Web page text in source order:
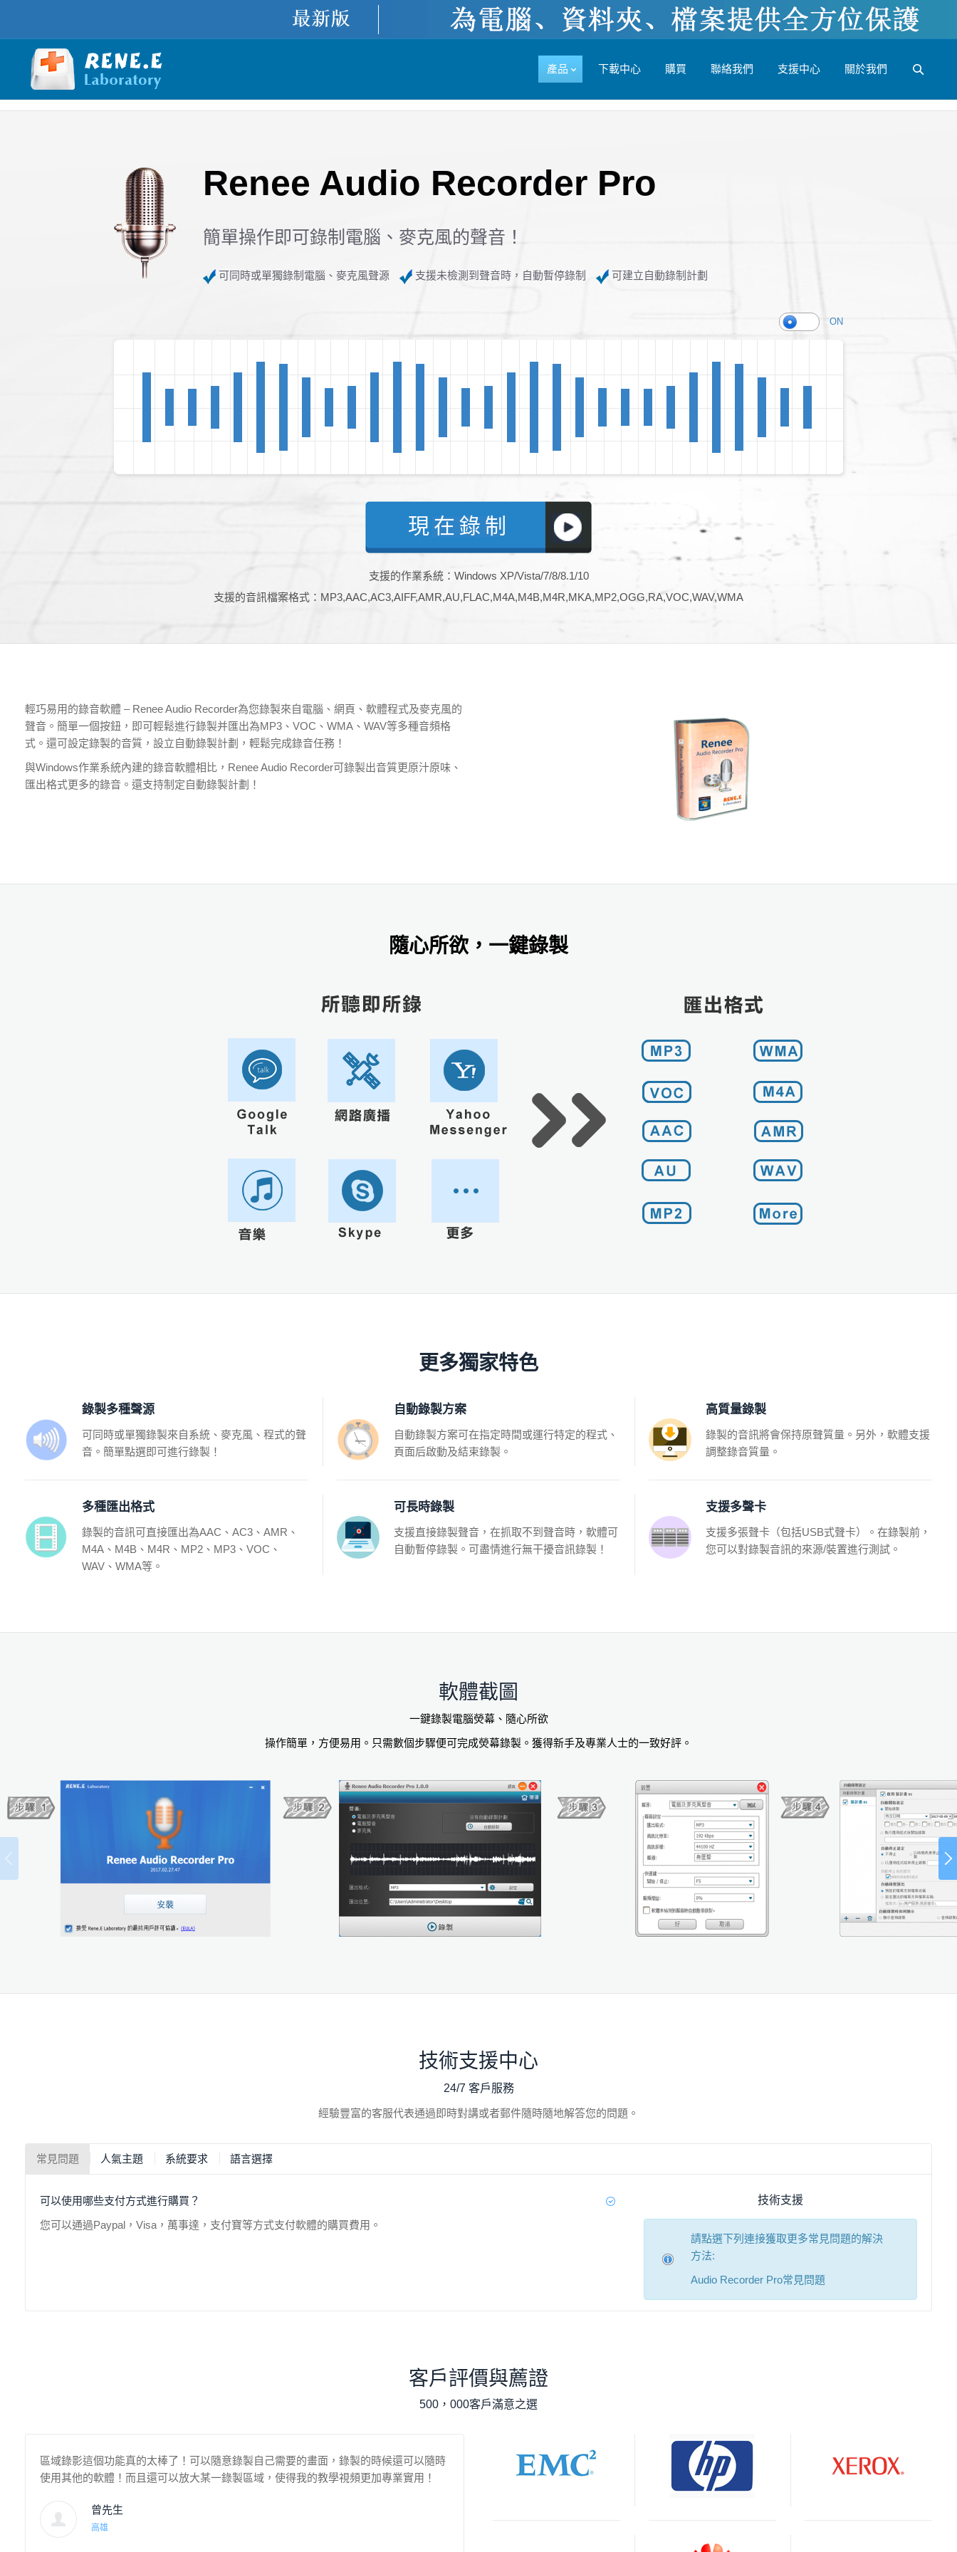
產品 下載中心 購買 聯絡我們 支援中心 關於我們
Renee Audio Recorder Pro
簡單操作即可錄制電腦、麥克風的聲音！
可同時或單獨錄制電腦、麥克風聲源 支援未檢測到聲音時，自動暫停錄制 可建立自動錄制計劃
ON
現在錄制
支援的作業系統：Windows XP/Vista/7/8/8.1/10
支援的音訊檔案格式：MP3,AAC,AC3,AIFF,AMR,AU,FLAC,M4A,M4B,M4R,MKA,MP2,OGG,RA,VOC,WAV,WMA
輕巧易用的錄音軟體 – Renee Audio Recorder為您錄製來自電腦、網頁、軟體程式及麥克風的
聲音。簡單一個按鈕，即可輕鬆進行錄製并匯出為MP3、VOC、WMA、WAV等多種音頻格
式。還可設定錄製的音質，設立自動錄製計劃，輕鬆完成錄音任務！
與Windows作業系統內建的錄音軟體相比，Renee Audio Recorder可錄製出音質更原汁原味、
匯出格式更多的錄音。還支持制定自動錄製計劃！
隨心所欲，一鍵錄製
更多獨家特色
錄製多種聲源
可同時或單獨錄製來自系統、麥克風、程式的聲
音。簡單點選即可進行錄製！
自動錄製方案
自動錄製方案可在指定時間或運行特定的程式、
頁面后啟動及結束錄製。
高質量錄製
錄製的音訊將會保持原聲質量。另外，軟體支援
調整錄音質量。
多種匯出格式
錄製的音訊可直接匯出為AAC、AC3、AMR、
M4A、M4B、M4R、MP2、MP3、VOC、
WAV、WMA等。
可長時錄製
支援直接錄製聲音，在抓取不到聲音時，軟體可
自動暫停錄製。可盡情進行無干擾音訊錄製！
支援多聲卡
支援多張聲卡（包括USB式聲卡）。在錄製前，
您可以對錄製音訊的來源/裝置進行測試。
軟體截圖
一鍵錄製電腦熒幕、隨心所欲
操作簡單，方便易用。只需數個步驟便可完成熒幕錄製。獲得新手及專業人士的一致好評。
技術支援中心
24/7 客戶服務
經驗豐富的客服代表通過即時對講或者郵件隨時隨地解答您的問題。
常見問題 人氣主題 系統要求 語言選擇
可以使用哪些支付方式進行購買？
您可以通過Paypal，Visa，萬事達，支付寶等方式支付軟體的購買費用。
技術支援
請點選下列連接獲取更多常見問題的解決
方法:
Audio Recorder Pro常見問題
客戶評價與薦證
500，000客戶滿意之選
區域錄影這個功能真的太棒了！可以隨意錄製自己需要的畫面，錄製的時候還可以隨時
使用其他的軟體！而且還可以放大某一錄製區域，使得我的教學視頻更加專業實用！
曾先生
高雄
錄製的時候可以一起錄製麥克風及電腦聲音非常好！這對於經常需要進行視訊會議的我
來說非常方便，方便隨時翻閱會議內容。